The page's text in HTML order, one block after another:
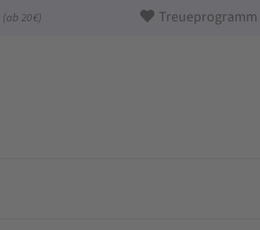
(ab 20 €) Treueprogramm